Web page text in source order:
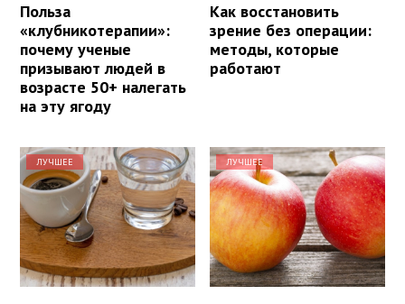
Польза
«клубникотерапии»:
почему ученые
призывают людей в
возрасте 50+ налегать
на эту ягоду
Как восстановить
зрение без операции:
методы, которые
работают
ЛУЧШЕЕ ЛУЧШЕЕ